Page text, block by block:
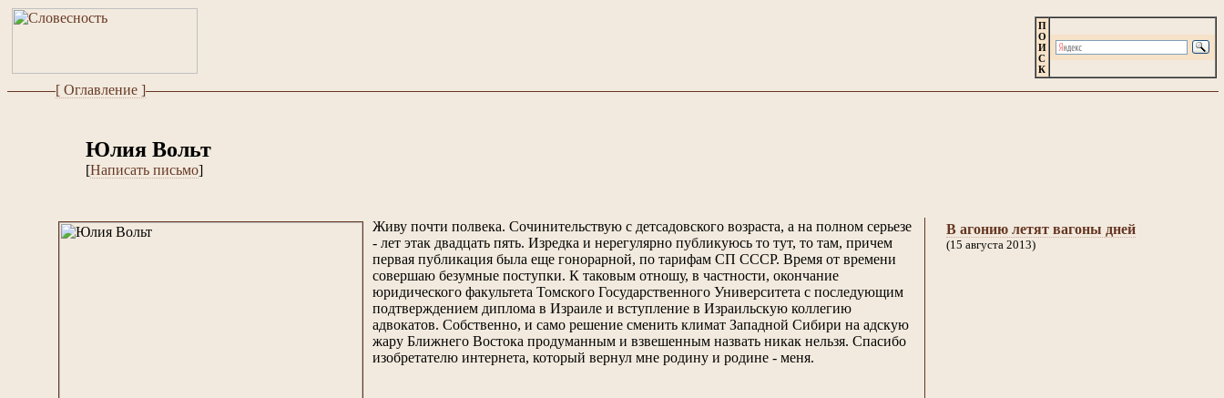
П
О
И
С
К
[ Оглавление ]
Юлия Вольт
[Написать письмо]
Живу почти полвека. Сочинительствую с детсадовского возраста, а на полном серьезе
- лет этак двадцать пять. Изредка и нерегулярно публикуюсь то тут, то там, причем
первая публикация была еще гонорарной, по тарифам СП СССР. Время от времени
совершаю безумные поступки. К таковым отношу, в частности, окончание
юридического факультета Томского Государственного Университета с последующим
подтверждением диплома в Израиле и вступление в Израильскую коллегию
адвокатов. Собственно, и само решение сменить климат Западной Сибири на адскую
жару Ближнего Востока продуманным и взвешенным назвать никак нельзя. Спасибо
изобретателю интернета, который вернул мне родину и родине - меня.
В агонию летят вагоны дней
(15 августа 2013)